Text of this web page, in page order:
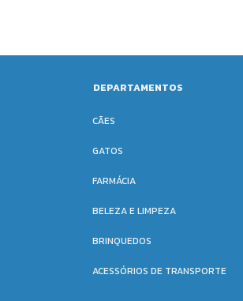
DEPARTAMENTOS
CÃES
GATOS
FARMÁCIA
BELEZA E LIMPEZA
BRINQUEDOS
ACESSÓRIOS DE TRANSPORTE